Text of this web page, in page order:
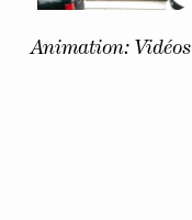
Animation: Vidéos